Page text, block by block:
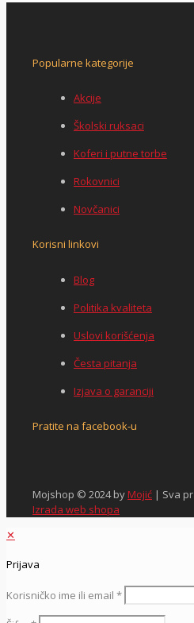
Popularne kategorije
Akcije
Školski ruksaci
Koferi i putne torbe
Rokovnici
Novčanici
Korisni linkovi
Blog
Politika kvaliteta
Uslovi korišćenja
Česta pitanja
Izjava o garanciji
Pratite na facebook-u
Mojshop © 2024 byMojić | Sva
Izrada web shopa
✕
Prijava
Korisničko ime ili email *